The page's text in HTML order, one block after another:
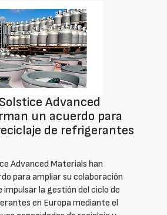
Advanced
un acuerdo para
de refrigerantes
Advanced Materials han
para ampliar su colaboración
impulsar la gestión del ciclo de
en Europa mediante el